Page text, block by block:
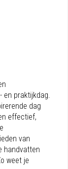
en praktijkdag.
dag
effectief,
van
handvatten
weet je